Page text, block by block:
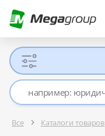
Все Каталоги товаров